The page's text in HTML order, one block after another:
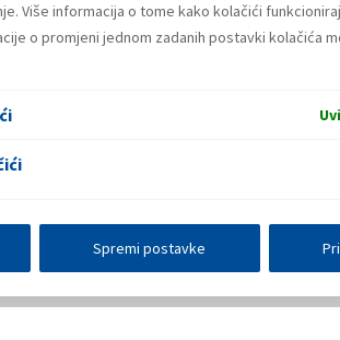
Više informacija o tome kako kolačići
o promjeni jednom zadanih postavki kolačića
Spremi postavke
842 KB